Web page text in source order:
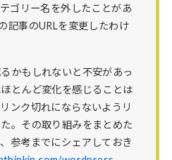
ゴリー名を外したことがあ
記事のURLを変更したわけ
かもしれないと不安があっ
とんど変化を感じることは
ンク切れにならないようリ
。その取り組みをまとめた
参考までにシェアしておき